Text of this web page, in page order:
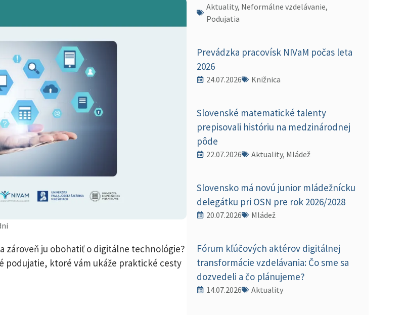
zároveň ju obohatiť o digitálne technológie?
podujatie, ktoré vám ukáže praktické cesty
Aktuality, Neformálne vzdelávanie,
Podujatia
Prevádzka pracovísk NIVaM počas leta
2026
24.07.2026 Knižnica
Slovenské matematické talenty
prepisovali históriu na medzinárodnej
pôde
22.07.2026 Aktuality, Mládež
Slovensko má novú junior mládežnícku
delegátku pri OSN pre rok 2026/2028
20.07.2026 Mládež
Fórum kľúčových aktérov digitálnej
transformácie vzdelávania: Čo sme sa
dozvedeli a čo plánujeme?
14.07.2026 Aktuality